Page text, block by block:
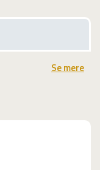
Se mere